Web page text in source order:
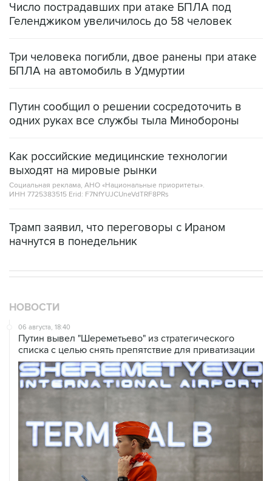
Число пострадавших при атаке БПЛА под
Геленджиком увеличилось до 58 человек
Три человека погибли, двое ранены при атаке
БПЛА на автомобиль в Удмуртии
Путин сообщил о решении сосредоточить в
одних руках все службы тыла Минобороны
Как российские медицинские технологии
выходят на мировые рынки
Социальная реклама, АНО «Национальные приоритеты».
ИНН 7725383515 Erid: F7NfYUJCUneVdTRF8PRs
Трамп заявил, что переговоры с Ираном
начнутся в понедельник
НОВОСТИ
06 августа, 18:40
Путин вывел "Шереметьево" из стратегического
списка с целью снять препятствие для приватизации